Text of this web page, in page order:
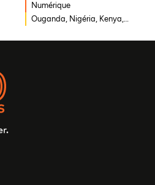
Numérique
Ouganda, Nigéria, Kenya,